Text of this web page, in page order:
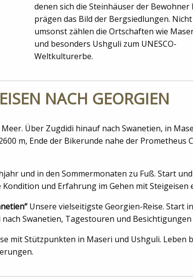
denen sich die Steinhäuser der Bewohner
prägen das Bild der Bergsiedlungen. Nicht
umsonst zählen die Ortschaften wie
und besonders Ushguli zum UNESCO-
Weltkulturerbe.
NACH GEORGIEN
Über Zugdidi hinauf nach Swanetien, in
m, Ende der Bikerunde nahe der Prometheus
und in den Sommermonaten zu Fuß. Start
und Erfahrung im Gehen mit
Unsere vielseitigste Georgien-Reise. Start
Swanetien, Tagestouren und
mit Stützpunkten in Maseri und Ushguli. Leben